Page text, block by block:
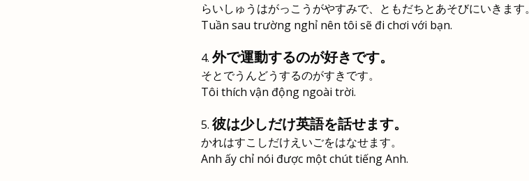
らいしゅうはがっこうがやすみで、ともだちとあそびにいきます。
Tuần sau trường nghỉ nên tôi sẽ đi chơi với bạn.
外で運動するのが好きです。
そとでうんどうするのがすきです。
Tôi thích vận động ngoài trời.
彼は少しだけ英語を話せます。
かれはすこしだけえいごをはなせます。
Anh ấy chỉ nói được một chút tiếng Anh.